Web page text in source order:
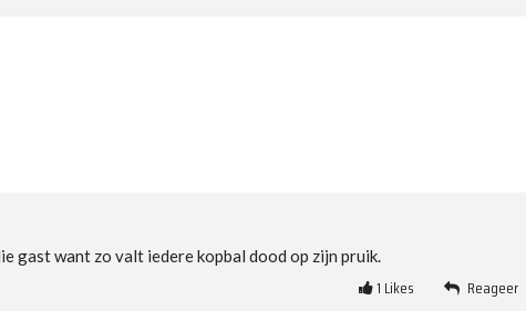
gast want zo valt iedere kopbal dood op zijn pruik.
1 Likes Reageer